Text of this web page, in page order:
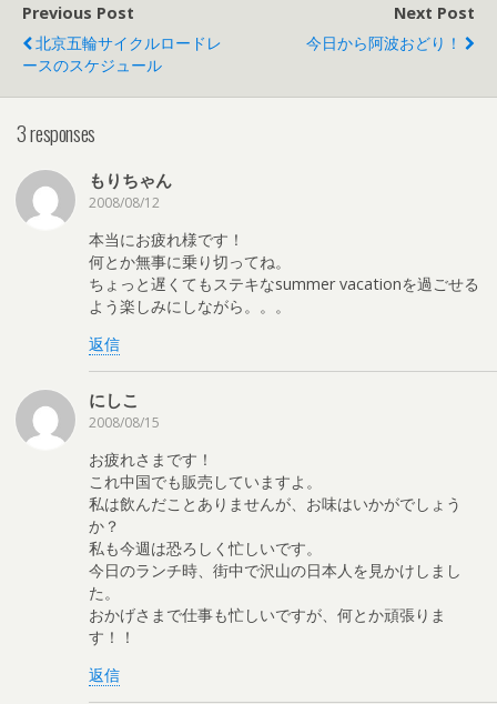
Previous Post
北京五輪サイクルロードレ
ースのスケジュール
Next Post
今日から阿波おどり！
3 responses
もりちゃん
2008/08/12
本当にお疲れ様です！
何とか無事に乗り切ってね。
ちょっと遅くてもステキなsummer vacationを過ごせる
よう楽しみにしながら。。。
返信
にしこ
2008/08/15
お疲れさまです！
これ中国でも販売していますよ。
私は飲んだことありませんが、お味はいかがでしょう
か？
私も今週は恐ろしく忙しいです。
今日のランチ時、街中で沢山の日本人を見かけしまし
た。
おかげさまで仕事も忙しいですが、何とか頑張りま
す！！
返信